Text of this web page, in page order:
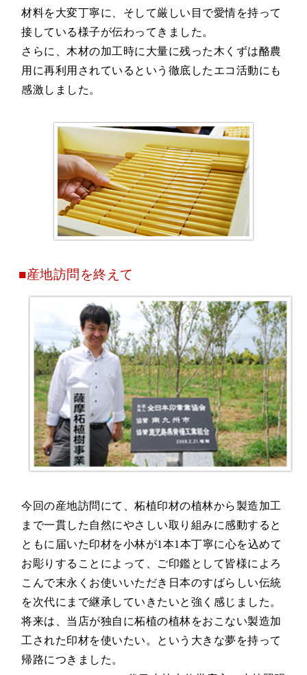
材料を大変丁寧に、そして厳しい目で愛情を持って
接している様子が伝わってきました。
さらに、木材の加工時に大量に残った木くずは酪農
用に再利用されているという徹底したエコ活動にも
感激しました。
■産地訪問を終えて
今回の産地訪問にて、柘植印材の植林から製造加工
まで一貫した自然にやさしい取り組みに感動すると
ともに届いた印材を小林が1本1本丁寧に心を込めて
お彫りすることによって、ご印鑑として皆様によろ
こんで末永くお使いいただき日本のすばらしい伝統
を次代にまで継承していきたいと強く感じました。
将来は、当店が独自に柘植の植林をおこない製造加
工された印材を使いたい。という大きな夢を持って
帰路につきました。